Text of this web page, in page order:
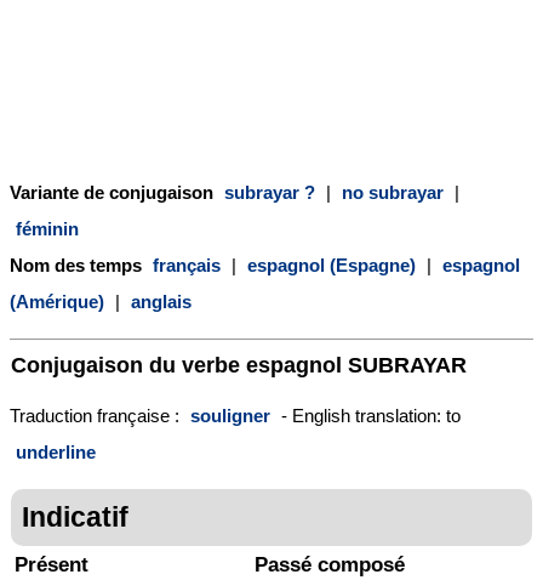
Variante de conjugaison subrayar ? | no subrayar |
féminin
Nom des temps français | espagnol (Espagne) | espagnol
(Amérique) | anglais
Conjugaison du verbe espagnol SUBRAYAR
Traduction française : souligner - English translation: to
underline
Indicatif
Présent Passé composé